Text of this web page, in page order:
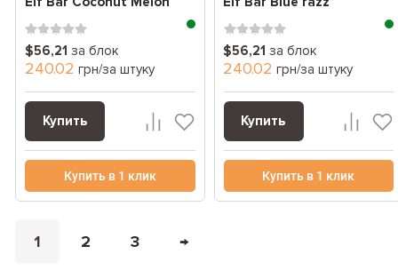
(дыня кокос) (1800 Зат...
$56,21 за блок
240.02 грн/за штуку
Купить
Купить в 1 клик
lemonade (лимонад
голубая ...
$56,21 за блок
240.02 грн/за штуку
Купить
Купить в 1 клик
1 2 3 →